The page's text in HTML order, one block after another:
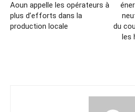
Aoun appelle les opérateurs à
plus d’efforts dans la
production locale
du
les